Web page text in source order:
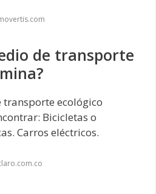
de transporte
transporte ecológico
Bicicletas o
Carros eléctricos.